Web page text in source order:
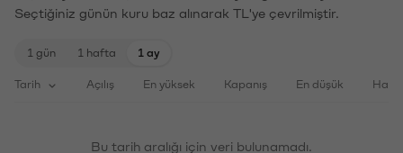
Seçtiğiniz günün kuru baz alınarak TL'ye çevrilmiştir.
1 gün 1 hafta 1 ay
Tarih Açılış En yüksek Kapanış En düşük
Bu tarih aralığı için veri bulunamadı.